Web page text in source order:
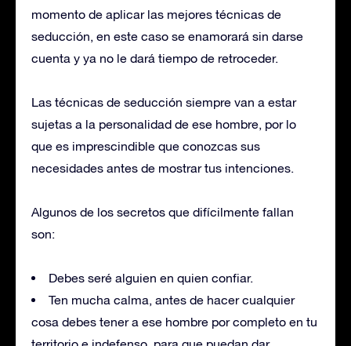
momento de aplicar las mejores técnicas de
seducción, en este caso se enamorará sin darse
cuenta y ya no le dará tiempo de retroceder.
Las técnicas de seducción siempre van a estar
sujetas a la personalidad de ese hombre, por lo
que es imprescindible que conozcas sus
necesidades antes de mostrar tus intenciones.
Algunos de los secretos que difícilmente fallan
son:
Debes seré alguien en quien confiar.
Ten mucha calma, antes de hacer cualquier
cosa debes tener a ese hombre por completo en tu